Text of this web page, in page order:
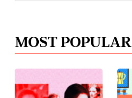
MOST POPULAR